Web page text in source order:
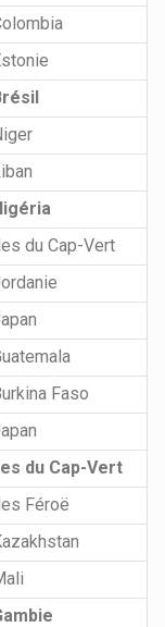
du Cap-Vert
Faso
du Cap-Vert
Féroë